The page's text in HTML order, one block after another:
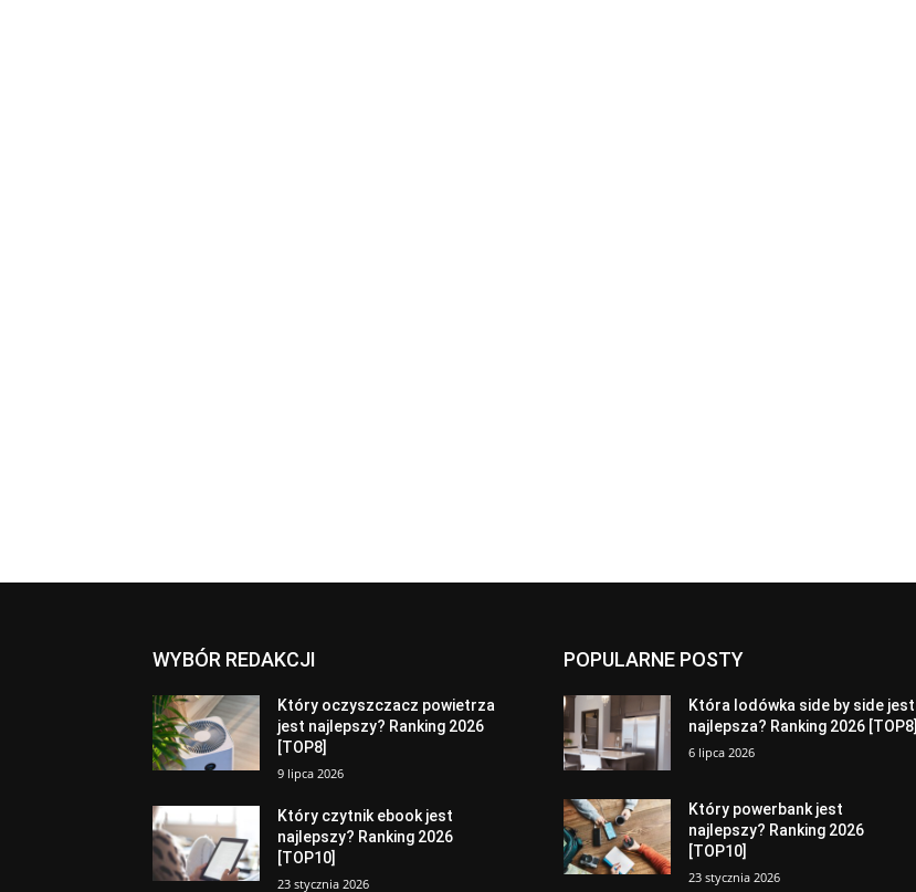
WYBÓR REDAKCJI
Który oczyszczacz powietrza
jest najlepszy? Ranking 2026
[TOP8]
9 lipca 2026
Który czytnik ebook jest
najlepszy? Ranking 2026
[TOP10]
23 stycznia 2026
POPULARNE POSTY
Która lodówka side by side jest
najlepsza? Ranking 2026 [TOP8]
6 lipca 2026
Który powerbank jest
najlepszy? Ranking 2026
[TOP10]
23 stycznia 2026